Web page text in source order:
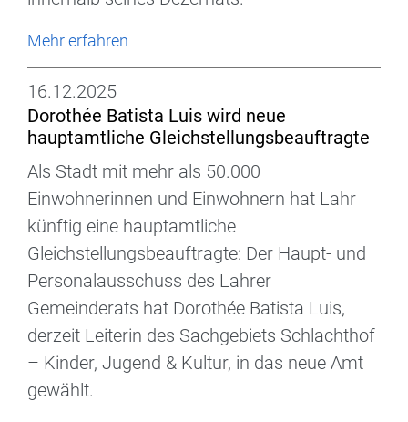
Mehr erfahren
16.12.2025
Dorothée Batista Luis wird neue
hauptamtliche Gleichstellungsbeauftragte
Als Stadt mit mehr als 50.000
Einwohnerinnen und Einwohnern hat Lahr
künftig eine hauptamtliche
Gleichstellungsbeauftragte: Der Haupt- und
Personalausschuss des Lahrer
Gemeinderats hat Dorothée Batista Luis,
derzeit Leiterin des Sachgebiets Schlachthof
– Kinder, Jugend & Kultur, in das neue Amt
gewählt.